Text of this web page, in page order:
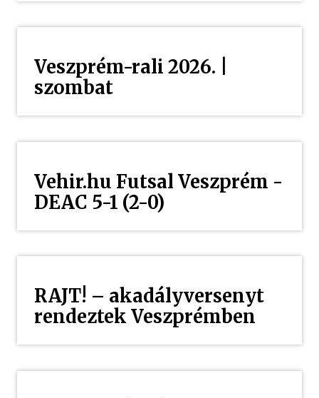
Veszprém-rali 2026. |
szombat
Vehir.hu Futsal Veszprém -
DEAC 5-1 (2-0)
RAJT! – akadályversenyt
rendeztek Veszprémben